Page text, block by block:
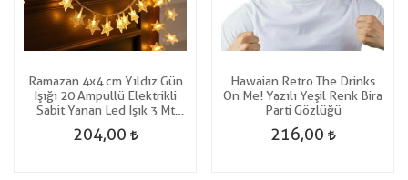
Ramazan 4x4 cm Yıldız Gün
Işığı 20 Ampullü Elektrikli
Sabit Yanan Led Işık 3 Mt
204,00
Hawaian Retro The Drinks
On Me! Yazılı Yeşil Renk Bira
Parti Gözlüğü
216,00